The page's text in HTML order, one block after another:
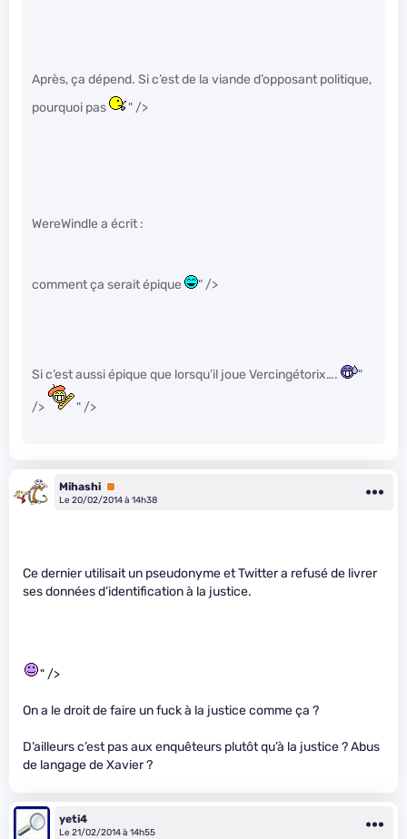
Après, ça dépend. Si c’est de la viande d’opposant politique,
pourquoi pas
" />
WereWindle a écrit :
comment ça serait épique " />
Si c’est aussi épique que lorsqu’il joue Vercingétorix…. "
/> " />
Mihashi Premium
Le 20/02/2014 à 14h38
Ce dernier utilisait un pseudonyme et Twitter a refusé de livrer
ses données d’identification à la justice.
" />
On a le droit de faire un fuck à la justice comme ça ?
D’ailleurs c’est pas aux enquêteurs plutôt qu’à la justice ? Abus
de langage de Xavier ?
yeti4
Le 21/02/2014 à 14h55